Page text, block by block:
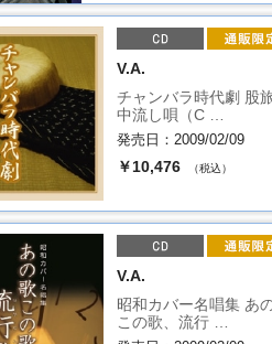
V.A.
チャンバラ時代劇 股
中流し唄（C …
発売日：2009/02/09
￥10,476 （税込）
V.A.
昭和カバー名唱集 あ
この歌、流行 …